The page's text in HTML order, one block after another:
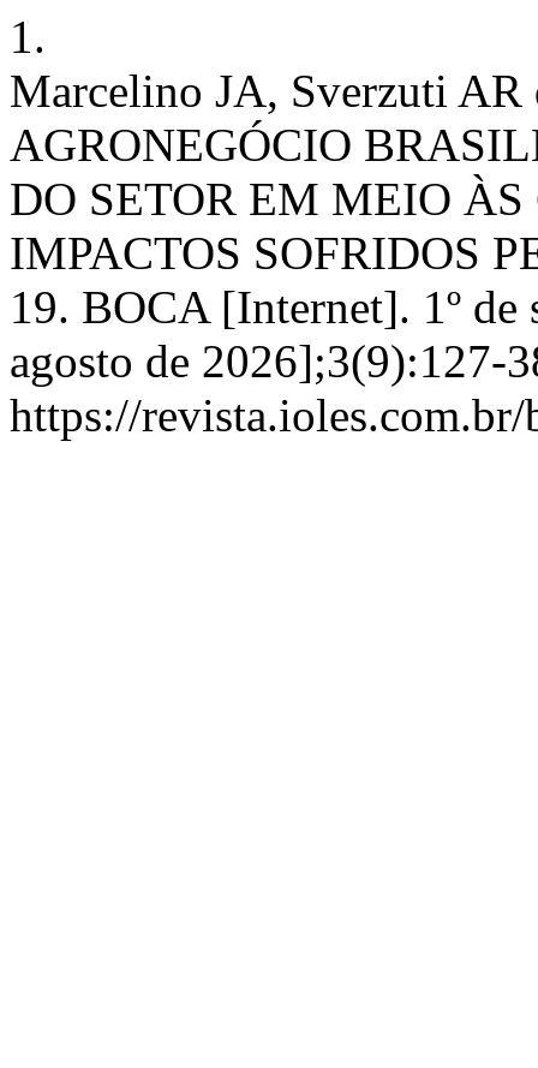
1.
Marcelino JA, Sverzuti
AGRONEGÓCIO
DO SETOR EM MEIO
IMPACTOS SOFRIDOS
19. BOCA [Internet]. 1º de
agosto de 2026];3(9):127-
https://